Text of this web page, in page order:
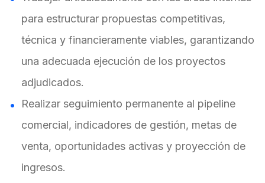
para estructurar propuestas competitivas,
técnica y financieramente viables, garantizando
una adecuada ejecución de los proyectos
adjudicados.
Realizar seguimiento permanente al pipeline
comercial, indicadores de gestión, metas de
venta, oportunidades activas y proyección de
ingresos.